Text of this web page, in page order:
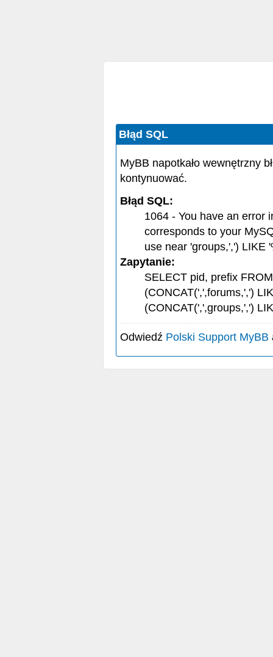
Błąd SQL
MyBB napotkało wewnętrzny
kontynuować.
Błąd SQL:
1064 - You have an error
corresponds to your
use near 'groups,',') LIKE
Zapytanie:
SELECT pid, prefix
(CONCAT(',',forums,',')
(CONCAT(',',groups,',')
Odwiedź Polski Support MyBB